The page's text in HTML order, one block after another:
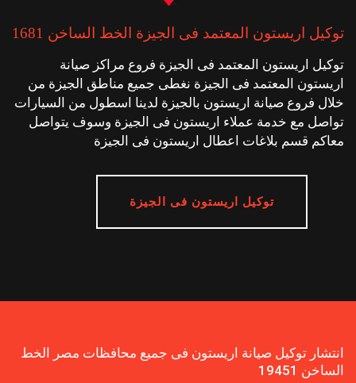
توكيل اريستون المعتمد فى الجيزة الخط الساخن 1681
توكيل اريستون المعتمد فى الجيزة فروع مراكز صيانة
اريستون المعتمد فى الجيزة نغطى جميع مناطق الجيزة من
خلال فروع صيانة اريستون بالجيزة لدينا اسطول من السيارات
تواصل مع خدمة عملاء اريستون فى الجيزة وسوف يتواصل
معاكم قسم بلاغات اعطال اريستون فى الجيزة
توكيل اريستون فى الجيزة
انتشار توكيل صيانة اريستون فى جميع محافظات مصر الخط
الساخن 19451